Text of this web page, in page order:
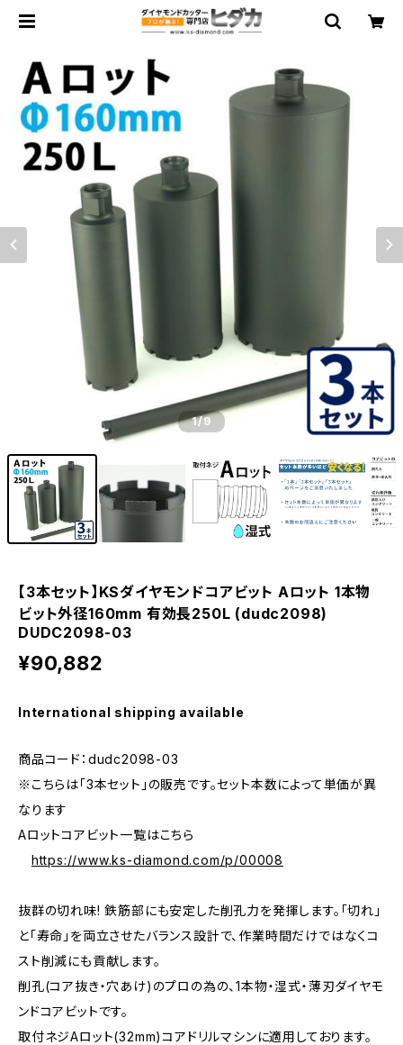
1/9
【3本セット】KSダイヤモンドコアビット Aロット 1本物
ビット外径160mm 有効長250L (dudc2098)
DUDC2098-03
¥90,882
International shipping available
商品コード：dudc2098-03
※こちらは「3本セット」の販売です。セット本数によって単価が異
なります
Aロットコアビット一覧はこちら
https://www.ks-diamond.com/p/00008
抜群の切れ味! 鉄筋部にも安定した削孔力を発揮します。「切れ」
と「寿命」を両立させたバランス設計で、作業時間だけではなくコ
スト削減にも貢献します。
削孔(コア抜き・穴あけ)のプロの為の、1本物・湿式・薄刃ダイヤモ
ンドコアビットです。
取付ネジAロット(32mm)コアドリルマシンに適用しております。